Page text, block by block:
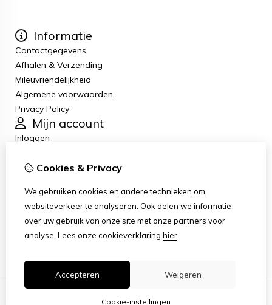
Informatie
Contactgegevens
Afhalen & Verzending
Mileuvriendelijkheid
Algemene voorwaarden
Privacy Policy
Mijn account
Inloggen
Verlanglijst
Klantenservice
Contact
Retourneren
Sitemap
Cookies & Privacy
We gebruiken cookies en andere technieken om
websiteverkeer te analyseren. Ook delen we informatie
over uw gebruik van onze site met onze partners voor
analyse. Lees onze cookieverklaring hier
Accepteren Weigeren
Cookie-instellingen